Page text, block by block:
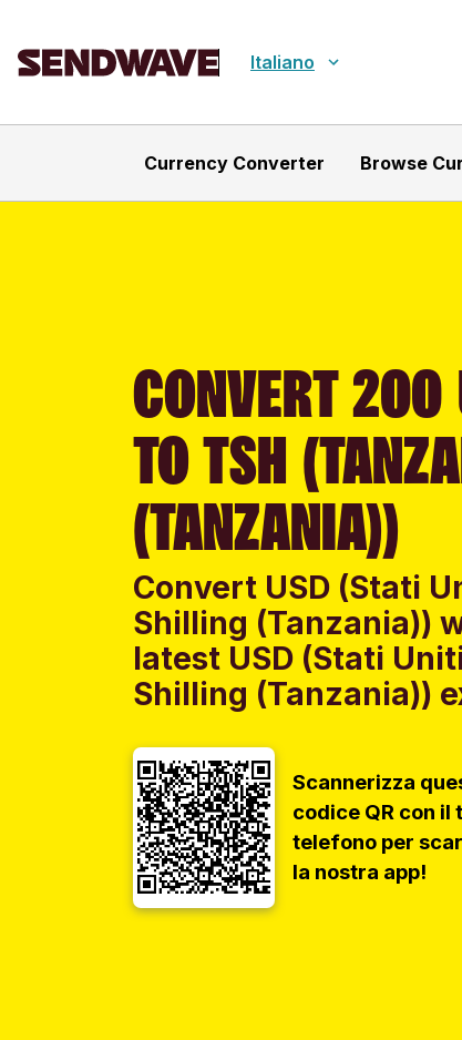
Italiano
Currency Converter Browse
CONVERT 200
TO TSH
(TANZANIA))
Convert USD (Stati
Shilling (Tanzania))
latest USD (Stati
Shilling (Tanzania))
Scannerizza
codice QR con il
telefono per
la nostra app!